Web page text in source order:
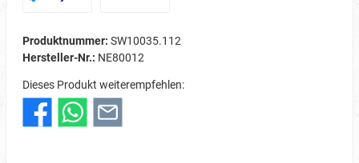
Produktnummer: SW10035.112
Hersteller-Nr.: NE80012
Dieses Produkt weiterempfehlen: